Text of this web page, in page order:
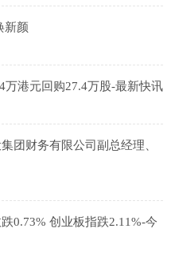
新颜
万港元回购27.4万股-最新快讯
团财务有限公司副总经理、
0.73% 创业板指跌2.11%-今